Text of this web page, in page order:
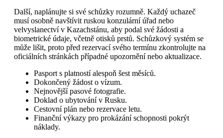
Další, naplánujte si své schůzky rozumně. Každý uchazeč
musí osobně navštívit ruskou konzulární úřad nebo
velvyslanectví v Kazachstánu, aby podal své žádosti a
biometrické údaje, včetně otisků prstů. Schůzkový systém se
může lišit, proto před rezervací svého termínu zkontrolujte na
oficiálních stránkách případné upozornění nebo aktualizace.
Pasport s platností alespoň šest měsíců.
Dokončený žádost o vízum.
Nejnovější pasové fotografie.
Doklad o ubytování v Rusku.
Cestovní plán nebo rezervace letu.
Finanční výkazy pro prokázání schopnosti pokrýt
náklady.